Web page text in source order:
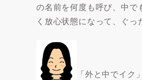
の名前を何度も呼び、中
く放心状態になって、ぐっ
「外と中でイ